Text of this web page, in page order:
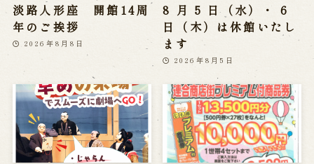
予約
WEB予約
メールフォームから予約
求人情報
※株式会社うずのくに南あわじの求人情報ページへ移動します
淡路人形座 開館14周
年のご挨拶
2026年8月8日
8 月 5 日（水）・ 6
日（木）は休館いたし
ます
2026年8月5日